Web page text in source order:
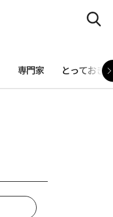
専門家 とっておき